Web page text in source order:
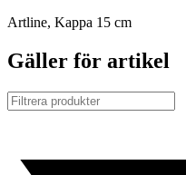
Artline, Kappa 15 cm
Gäller för artikel